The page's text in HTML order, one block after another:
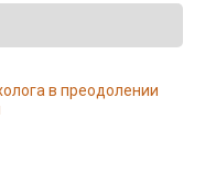
в преодолении